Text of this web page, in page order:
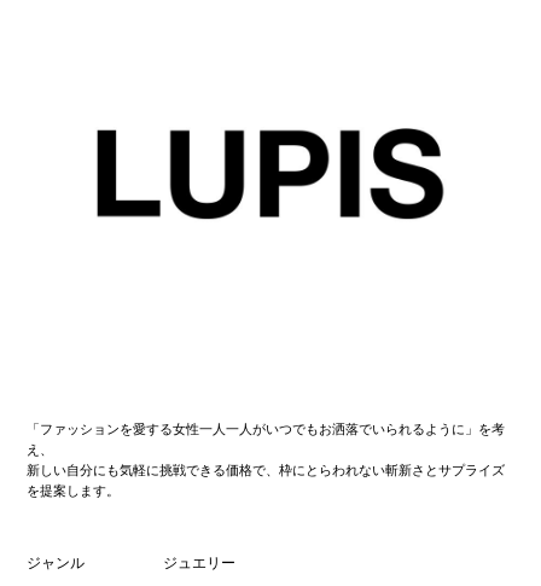
「ファッションを愛する女性一人一人がいつでもお洒落でいられるように」を考
え、
新しい自分にも気軽に挑戦できる価格で、枠にとらわれない斬新さとサプライズ
を提案します。
ジャンル ジュエリー